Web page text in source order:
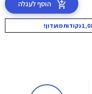
הוסף לעגלה